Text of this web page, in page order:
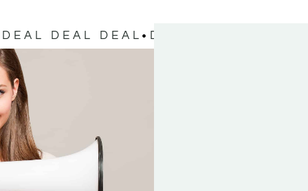
DEAL DEAL DEAL DEAL DEAL DEAL